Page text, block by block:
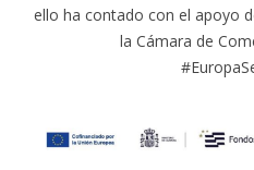
ello ha contado con el apoyo
la Cámara de